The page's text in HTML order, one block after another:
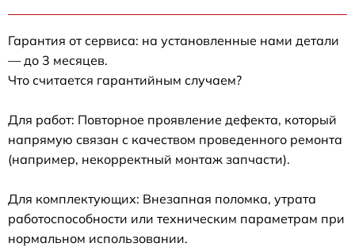
Гарантия от сервиса: на установленные нами детали
— до 3 месяцев.
Что считается гарантийным случаем?
Для работ: Повторное проявление дефекта, который
напрямую связан с качеством проведенного ремонта
(например, некорректный монтаж запчасти).
Для комплектующих: Внезапная поломка, утрата
работоспособности или техническим параметрам при
нормальном использовании.